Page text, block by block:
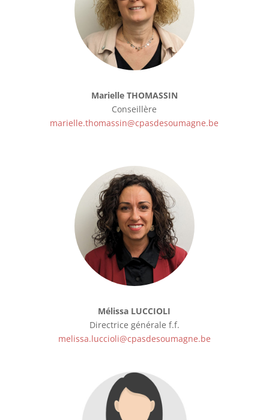
Marielle THOMASSIN
Conseillère
marielle.thomassin@cpasdesoumagne.be
Mélissa LUCCIOLI
Directrice générale f.f.
melissa.luccioli@cpasdesoumagne.be